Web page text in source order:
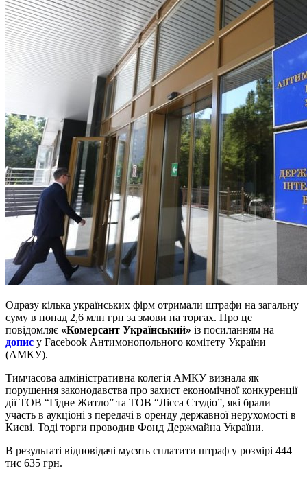
Одразу кілька українських фірм отримали штрафи на загальну
суму в понад 2,6 млн грн за змови на торгах. Про це
повідомляє «Комерсант Український» із посиланням на
допис у Facebook Антимонопольного комітету України
(АМКУ).
Тимчасова адміністративна колегія АМКУ визнала як
порушення законодавства про захист економічної конкуренції
дії ТОВ “Гідне Житло” та ТОВ “Лісса Студіо”, які брали
участь в аукціоні з передачі в оренду державної нерухомості в
Києві. Тоді торги проводив Фонд Держмайна України.
В результаті відповідачі мусять сплатити штраф у розмірі 444
тис 635 грн.